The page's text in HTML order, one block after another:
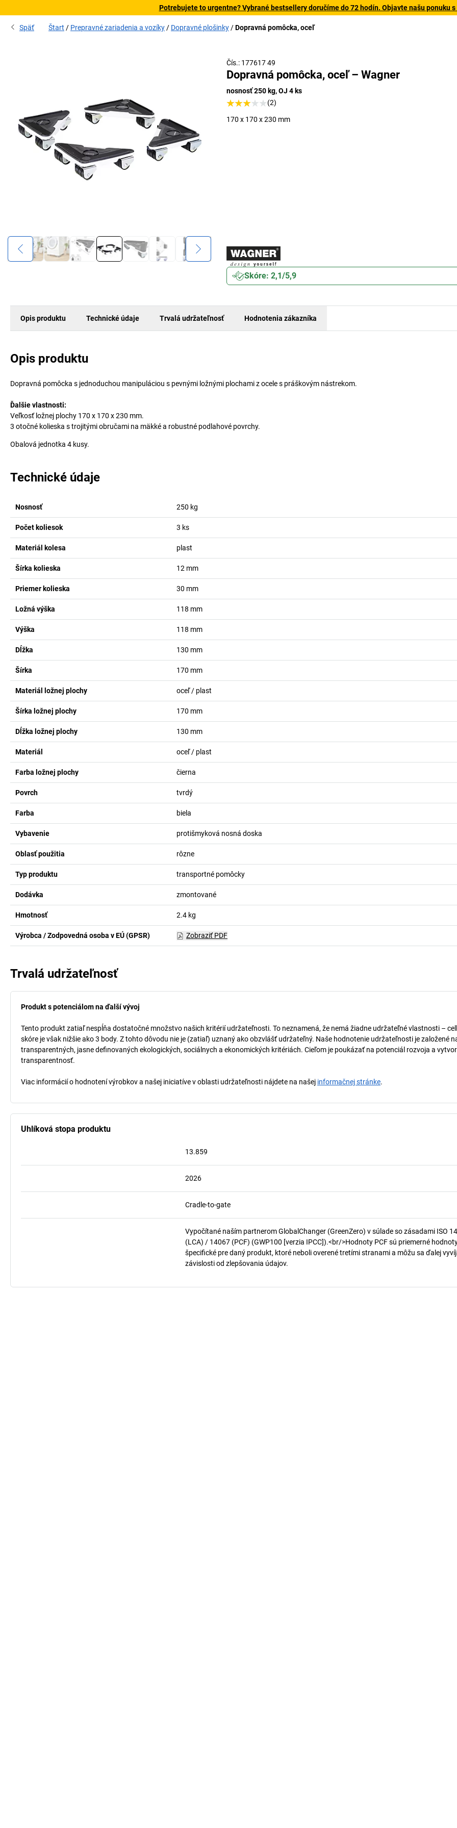
Potrebujete to urgentne? Vybrané bestsellery doručíme do 72 hodín. Objavte našu ponuku
Späť Štart Prepravné zariadenia a vozíky Dopravné plošinky Dopravná pomôcka, oceľ
Čís.: 177617 49
Dopravná pomôcka, oceľ – Wagner
nosnosť 250 kg, OJ 4 ks
(2)
170 x 170 x 230 mm
Skóre: 2,1/5,9
Opis produktu Technické údaje Trvalá udržateľnosť Hodnotenia zákazníka
Opis produktu
Dopravná pomôcka s jednoduchou manipuláciou s pevnými ložnými plochami z ocele s práškovým nástrekom.
Ďalšie vlastnosti:
Veľkosť ložnej plochy 170 x 170 x 230 mm.
3 otočné kolieska s trojitými obručami na mäkké a robustné podlahové povrchy.
Obalová jednotka 4 kusy.
Technické údaje
Nosnosť 250 kg
Počet koliesok 3 ks
Materiál kolesa plast
Šírka kolieska 12 mm
Priemer kolieska 30 mm
Ložná výška 118 mm
Výška 118 mm
Dĺžka 130 mm
Šírka 170 mm
Materiál ložnej plochy oceľ / plast
Šírka ložnej plochy 170 mm
Dĺžka ložnej plochy 130 mm
Materiál oceľ / plast
Farba ložnej plochy čierna
Povrch tvrdý
Farba biela
Vybavenie protišmyková nosná doska
Oblasť použitia rôzne
Typ produktu transportné pomôcky
Dodávka zmontované
Hmotnosť 2.4 kg
Výrobca / Zodpovedná osoba v EÚ (GPSR) Zobraziť PDF
Trvalá udržateľnosť
Produkt s potenciálom na ďalší vývoj
Tento produkt zatiaľ nespĺňa dostatočné množstvo našich kritérií udržateľnosti. To neznamená, že nemá žiadne udržateľné vlastnosti –
skóre je však nižšie ako 3 body. Z tohto dôvodu nie je (zatiaľ) uznaný ako obzvlášť udržateľný. Naše hodnotenie udržateľnosti je založené
transparentných, jasne definovaných ekologických, sociálnych a ekonomických kritériách. Cieľom je poukázať na potenciál rozvoja a
transparentnosť.
Viac informácií o hodnotení výrobkov a našej iniciatíve v oblasti udržateľnosti nájdete na našej informačnej stránke.
Uhlíková stopa produktu
13.859
2026
Cradle-to-gate
Vypočítané naším partnerom GlobalChanger (GreenZero) v súlade so zásadami ISO
(LCA) / 14067 (PCF) (GWP100 [verzia IPCC]).<br/>Hodnoty PCF sú priemerné
špecifické pre daný produkt, ktoré neboli overené tretími stranami a môžu sa ďalej
závislosti od zlepšovania údajov.